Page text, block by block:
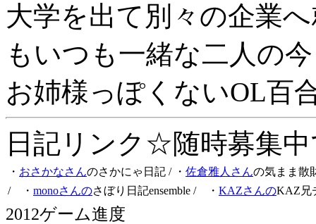
大学を出て別々の企業
もいつも一緒な二人の
お姉様っぽくないOL百
日記リンク☆随時募集
・ おさかなさんのさかにゃ日記 / ・ 佐倉雅人さんの気まま散
/ ・ monoさんのさぼり日記ensemble / ・ KAZさんのKAZ兄
2012ゲーム進度